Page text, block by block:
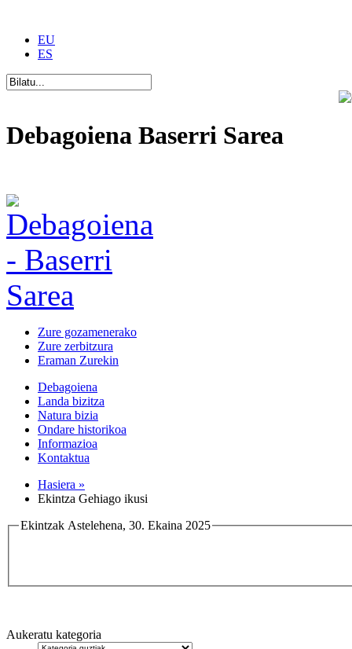
EU
ES
Debagoiena Baserri Sarea
Zure gozamenerako
Zure zerbitzura
Eraman Zurekin
Debagoiena
Landa bizitza
Natura bizia
Ondare historikoa
Informazioa
Kontaktua
Hasiera »
Ekintza Gehiago ikusi
Ekintzak Astelehena, 30. Ekaina 2025
Aukeratu kategoria